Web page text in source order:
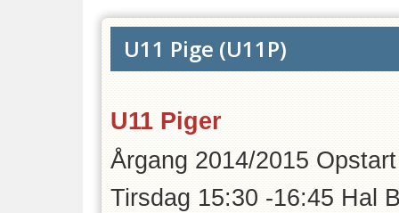
U11 Pige (U11P)
U11 Piger
Årgang 2014/2015
Tirsdag 15:30 -16:45 Hal